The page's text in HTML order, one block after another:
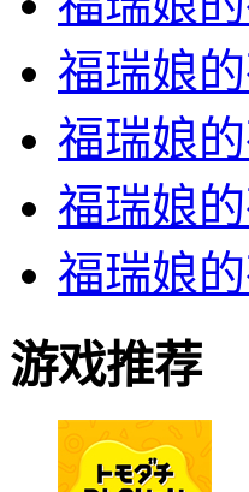
福瑞娘
福瑞娘
福瑞娘
福瑞娘
游戏推荐